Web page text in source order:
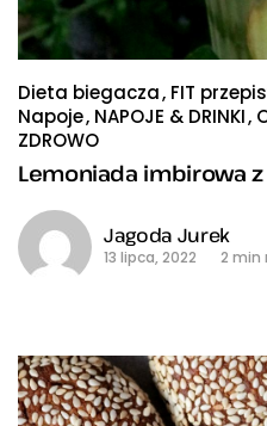
Dieta biegacza FIT
Napoje NAPOJE & DRINKI
ZDROWO
Lemoniada imbirowa
Jagoda Jurek
13 lipca, 2022 2 min